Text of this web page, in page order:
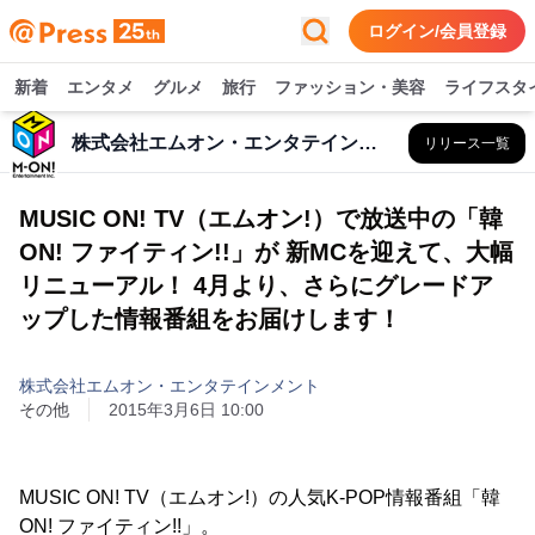
ログイン/会員登録
新着 エンタメ グルメ 旅行 ファッション・美容 ライフスタ
株式会社エムオン・エンタテインメント リリース一覧
MUSIC ON! TV（エムオン!）で放送中の「韓
ON! ファイティン!!」が 新MCを迎えて、大幅
リニューアル！ 4月より、さらにグレードア
ップした情報番組をお届けします！
株式会社エムオン・エンタテインメント
その他
2015年3月6日 10:00
MUSIC ON! TV（エムオン!）の人気K-POP情報番組「韓
ON! ファイティン!!」。